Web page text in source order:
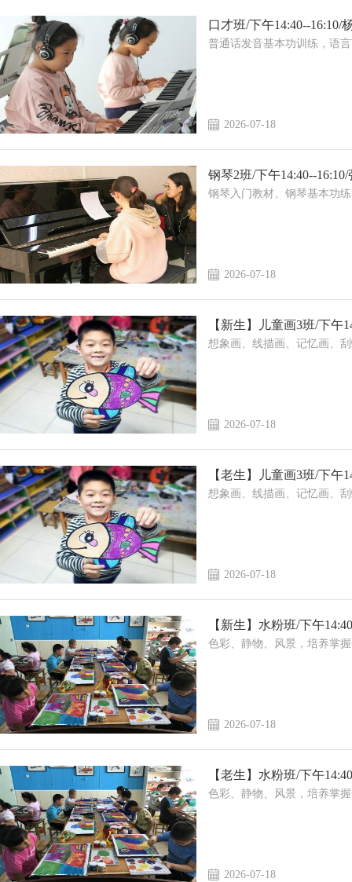
口才班/下午14:40--16:10/
普通话发音基本功训练，语
2026-07-18
钢琴2班/下午14:40--
钢琴入门教材、钢琴基本功
2026-07-18
【新生】儿童画3班/下午
想象画、线描画、记忆画、
2026-07-18
【老生】儿童画3班/下午
想象画、线描画、记忆画、
2026-07-18
【新生】水粉班/下午
色彩、静物、风景，培养掌
2026-07-18
【老生】水粉班/下午
色彩、静物、风景，培养掌
2026-07-18